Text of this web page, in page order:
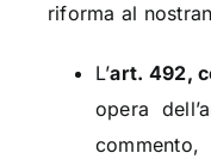
riforma al
L’art. 492,
opera